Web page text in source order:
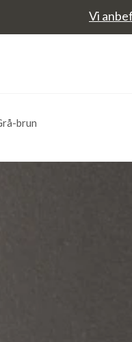
Vi
brun